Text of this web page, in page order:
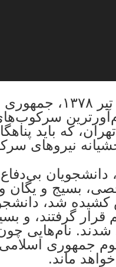
سال پیش، در ۱۸
که باید
نیروهای
بسیج و یگان
کشیده شد،
گرفتند، و
شدند. نام‌هایی
جمهوری
ماند.